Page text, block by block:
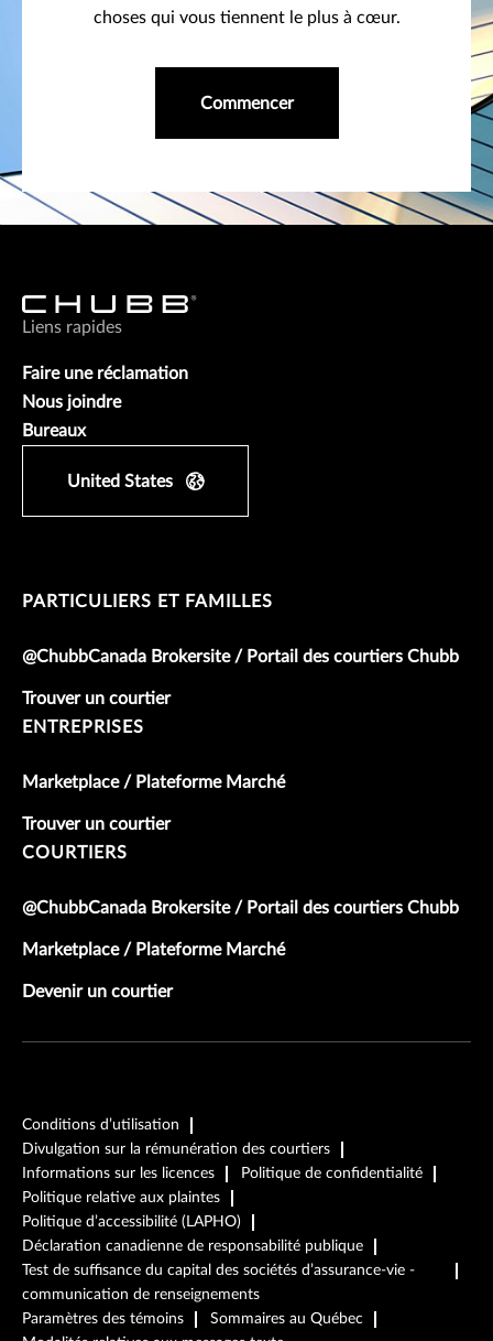
choses qui vous tiennent le plus à cœur.
Commencer
Liens rapides
Faire une réclamation
Nous joindre
Bureaux
United States
PARTICULIERS ET FAMILLES
@ChubbCanada Brokersite / Portail des courtiers Chubb
Trouver un courtier
ENTREPRISES
Marketplace / Plateforme Marché
Trouver un courtier
COURTIERS
@ChubbCanada Brokersite / Portail des courtiers Chubb
Marketplace / Plateforme Marché
Devenir un courtier
Conditions d’utilisation
Divulgation sur la rémunération des courtiers
Informations sur les licences
Politique de confidentialité
Politique relative aux plaintes
Politique d’accessibilité (LAPHO)
Déclaration canadienne de responsabilité publique
Test de suffisance du capital des sociétés d’assurance-vie -
communication de renseignements
Paramètres des témoins
Sommaires au Québec